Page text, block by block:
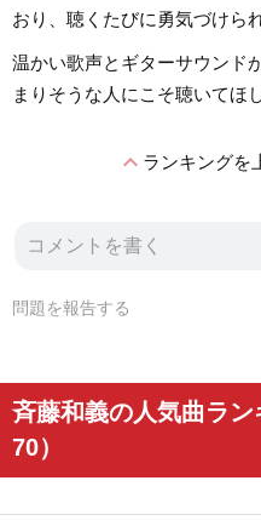
おり、聴くたびに勇気づけら
温かい歌声とギターサウンド
まりそうな人にこそ聴いてほ
expand_lessランキングを
問題を報告する
斉藤和義の人気曲ラ
70）